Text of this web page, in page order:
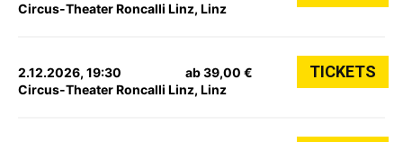
Circus-Theater Roncalli Linz, Linz
2.12.2026, 19:30
Circus-Theater Roncalli Linz, Linz
ab 39,00 € TICKETS